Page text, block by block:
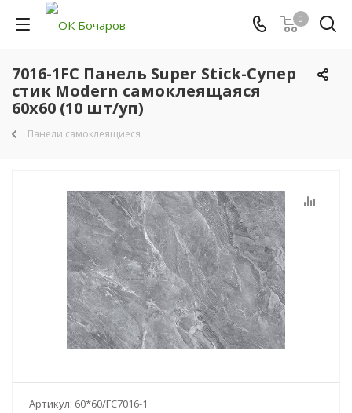
0
7016-1FC Панель Super Stick-Супер
стик Modern самоклеящаяся
60х60 (10 шт/уп)
Панели самоклеящиеся
Артикул: 60*60/FC7016-1